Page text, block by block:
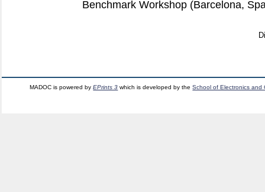
Benchmark Workshop (Barcelona,
MADOC is powered byEPrints 3 which is developed by theSchool of Electronics and